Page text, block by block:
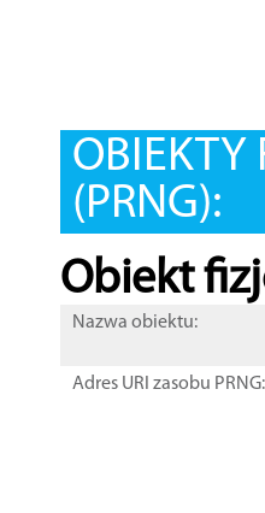
OBIEKTY
(PRNG):
Obiekt
Nazwa obiektu:
Adres URI zasobu PRNG: